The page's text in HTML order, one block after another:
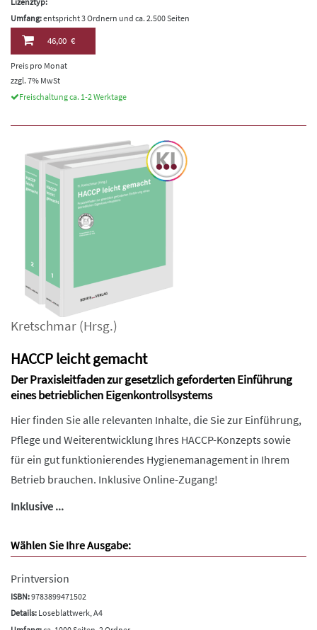
Umfang:entspricht 3 Ordnern und ca. 2.500 Seiten
46,00 €
Preis pro Monat
zzgl. 7% MwSt
Freischaltung ca. 1-2 Werktage
Kretschmar (Hrsg.)
HACCP leicht gemacht
Der Praxisleitfaden zur gesetzlich geforderten Einführung
eines betrieblichen Eigenkontrollsystems
Hier finden Sie alle relevanten Inhalte, die Sie zur Einführung,
Pflege und Weiterentwicklung Ihres HACCP-Konzepts sowie
für ein gut funktionierendes Hygienemanagement in Ihrem
Betrieb brauchen. Inklusive Online-Zugang!
Inklusive ...
Wählen Sie Ihre Ausgabe:
Printversion
ISBN:9783899471502
Details: Loseblattwerk, A4